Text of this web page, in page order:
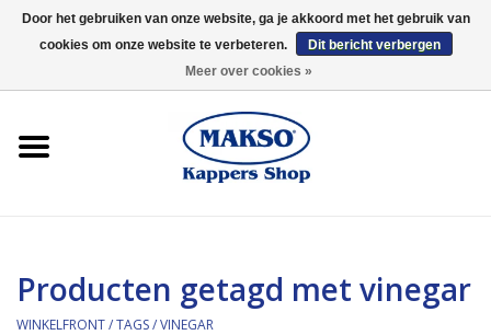
0 Artikelen - €0,00
Kaaral
Producten getagd met vinegar
WINKELFRONT/TAGS/VINEGAR
Door het gebruiken van onze website, ga je akkoord met het gebruik van
cookies om onze website te verbeteren.
Dit bericht verbergen
Meer over cookies »